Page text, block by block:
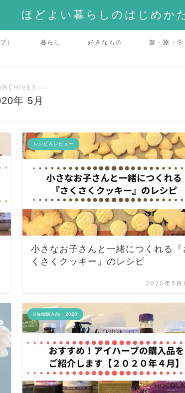
ほどよい暮らしのはじめか
） 暮らし 好きなもの 趣・旅・学
―
年 5月
レシピ＆レビュー
小さなお子さんと一緒につくれる『
くさくクッキー』のレシピ
2020年5月
iHerb購入品・2020